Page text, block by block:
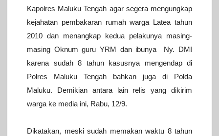
Kapolres Maluku Tengah agar segera mengungkap
kejahatan pembakaran rumah warga Latea tahun
2010 dan menangkap kedua pelakunya masing-
masing Oknum guru YRM dan ibunya Ny. DMI
karena sudah 8 tahun kasusnya mengendap di
Polres Maluku Tengah bahkan juga di Polda
Maluku. Demikian antara lain relis yang dikirim
warga ke media ini, Rabu, 12/9.
Dikatakan, meski sudah memakan waktu 8 tahun